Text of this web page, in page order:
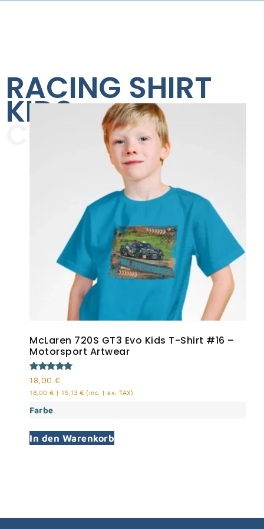
RACING SHIRT
KIDS
COLLECTION
McLaren 720S GT3 Evo Kids T-Shirt #16 –
Motorsport Artwear
Bewertet
mit
5.00
18,00 €
18,00 € | 15,13 € (inc. | ex. TAX)
Farbe
In den Warenkorb